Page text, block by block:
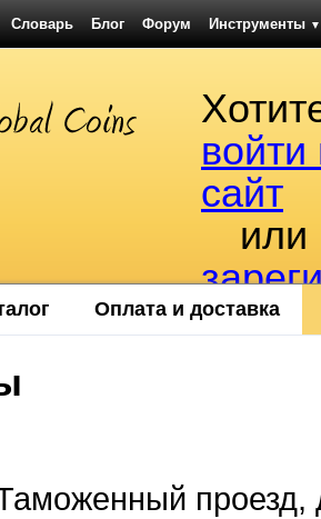
Словарь Блог Форум Инструменты ▼
войти
сайт
или
Оплата и доставка
проезд,